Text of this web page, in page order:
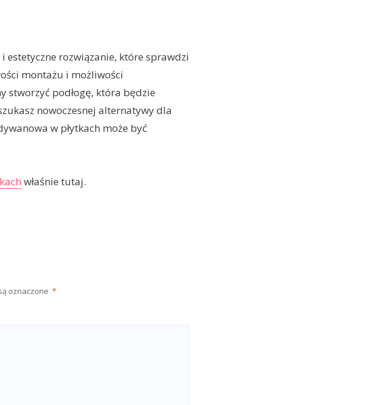
estetyczne rozwiązanie, które sprawdzi
montażu i możliwości
stworzyć podłogę, która będzie
nowoczesnej alternatywy dla
w płytkach może być
właśnie tutaj.
oznaczone *